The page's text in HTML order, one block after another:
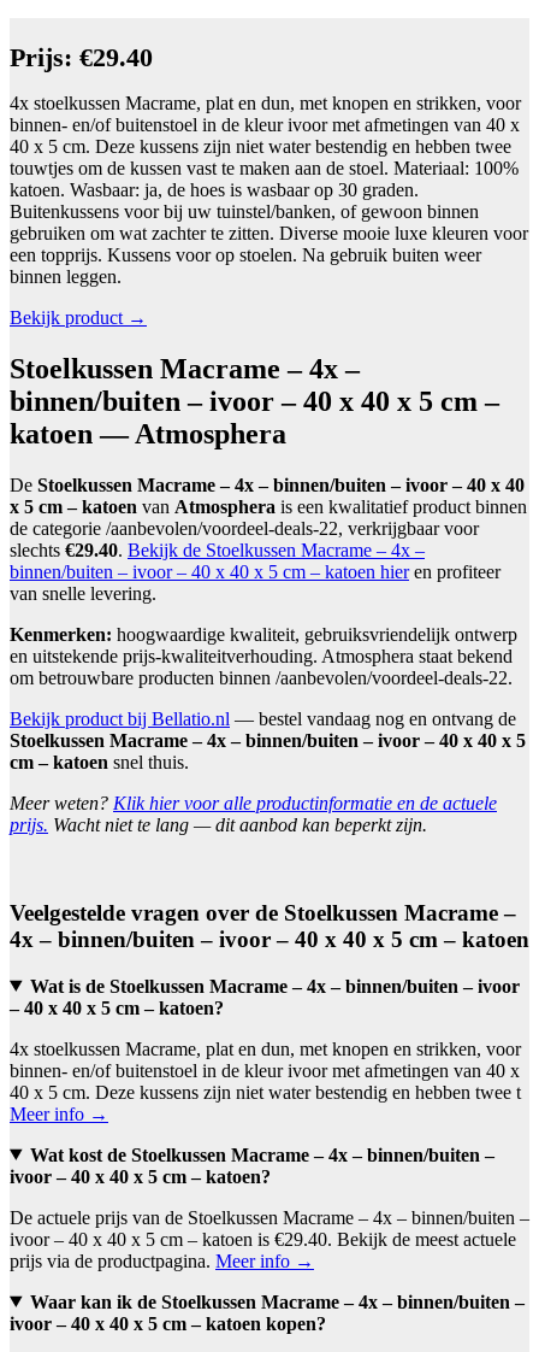
Prijs: €29.40
4x stoelkussen Macrame, plat en dun, met knopen en strikken, voor
binnen- en/of buitenstoel in de kleur ivoor met afmetingen van 40 x
40 x 5 cm. Deze kussens zijn niet water bestendig en hebben twee
touwtjes om de kussen vast te maken aan de stoel. Materiaal: 100%
katoen. Wasbaar: ja, de hoes is wasbaar op 30 graden.
Buitenkussens voor bij uw tuinstel/banken, of gewoon binnen
gebruiken om wat zachter te zitten. Diverse mooie luxe kleuren voor
een topprijs. Kussens voor op stoelen. Na gebruik buiten weer
binnen leggen.
Bekijk product →
Stoelkussen Macrame – 4x –
binnen/buiten – ivoor – 40 x 40 x 5 cm –
katoen — Atmosphera
De Stoelkussen Macrame – 4x – binnen/buiten – ivoor – 40 x 40
x 5 cm – katoen van Atmosphera is een kwalitatief product binnen
de categorie /aanbevolen/voordeel-deals-22, verkrijgbaar voor
slechts €29.40. Bekijk de Stoelkussen Macrame – 4x –
binnen/buiten – ivoor – 40 x 40 x 5 cm – katoen hieren profiteer
van snelle levering.
Kenmerken: hoogwaardige kwaliteit, gebruiksvriendelijk ontwerp
en uitstekende prijs-kwaliteitverhouding. Atmosphera staat bekend
om betrouwbare producten binnen /aanbevolen/voordeel-deals-22.
Bekijk product bij Bellatio.nl — bestel vandaag nog en ontvang de
Stoelkussen Macrame – 4x – binnen/buiten – ivoor – 40 x 40 x 5
cm – katoen snel thuis.
Meer weten? Klik hier voor alle productinformatie en de actuele
prijs. Wacht niet te lang — dit aanbod kan beperkt zijn.
Veelgestelde vragen over de Stoelkussen Macrame –
4x – binnen/buiten – ivoor – 40 x 40 x 5 cm – katoen
Wat is de Stoelkussen Macrame – 4x – binnen/buiten – ivoor
– 40 x 40 x 5 cm – katoen?
4x stoelkussen Macrame, plat en dun, met knopen en strikken, voor
binnen- en/of buitenstoel in de kleur ivoor met afmetingen van 40 x
40 x 5 cm. Deze kussens zijn niet water bestendig en hebben twee t
Meer info →
Wat kost de Stoelkussen Macrame – 4x – binnen/buiten –
ivoor – 40 x 40 x 5 cm – katoen?
De actuele prijs van de Stoelkussen Macrame – 4x – binnen/buiten –
ivoor – 40 x 40 x 5 cm – katoen is €29.40. Bekijk de meest actuele
prijs via de productpagina. Meer info →
Waar kan ik de Stoelkussen Macrame – 4x – binnen/buiten –
ivoor – 40 x 40 x 5 cm – katoen kopen?